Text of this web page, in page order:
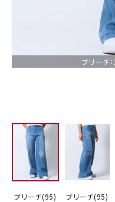
ブリーチ
ブリーチ(95) ブリーチ(95)